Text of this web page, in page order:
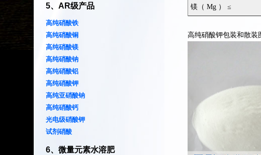
5 AR级产品
高纯硝酸铁
高纯硝酸铜
高纯硝酸镁
高纯硝酸钠
高纯硝酸铝
高纯硝酸钾
高纯亚硝酸钠
高纯硝酸钙
光电级硝酸钾
试剂硝酸
6、微量元素水溶肥
镁（ Mg ） ≤
高纯硝酸钾包装和散装